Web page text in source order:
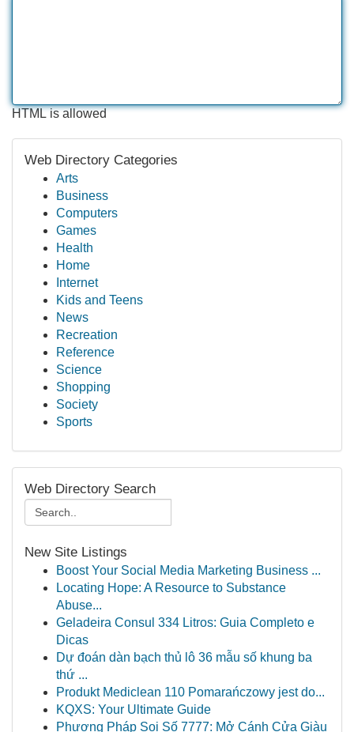
HTML is allowed
Web Directory Categories
Arts
Business
Computers
Games
Health
Home
Internet
Kids and Teens
News
Recreation
Reference
Science
Shopping
Society
Sports
Web Directory Search
New Site Listings
Boost Your Social Media Marketing Business ...
Locating Hope: A Resource to Substance
Abuse...
Geladeira Consul 334 Litros: Guia Completo e
Dicas
Dự đoán dàn bạch thủ lô 36 mẫu số khung ba
thứ ...
Produkt Mediclean 110 Pomarańczowy jest do...
KQXS: Your Ultimate Guide
Phương Pháp Soi Số 7777: Mở Cánh Cửa Giàu